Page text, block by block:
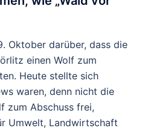
Oktober darüber, dass die
einen Wolf zum
Heute stellte sich
waren, denn nicht die
zum Abschuss frei,
Umwelt, Landwirtschaft